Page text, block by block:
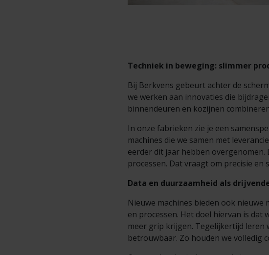
Techniek in beweging: slimmer
Bij Berkvens gebeurt achter de
we werken aan innovaties die
binnendeuren en kozijnen
In onze fabrieken zie je een
machines die we samen met
eerder dit jaar hebben
processen. Dat vraagt om precisie
Data en duurzaamheid als
Nieuwe machines bieden ook nieuwe
en processen. Het doel hiervan is
meer grip krijgen. Tegelijkertijd leren
betrouwbaar. Zo houden we volledig